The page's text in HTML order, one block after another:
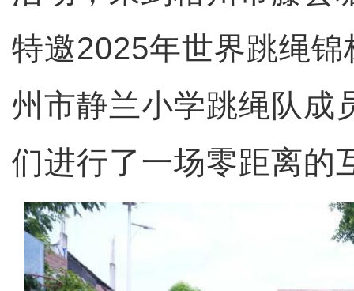
特邀2025年世界跳绳
州市静兰小学跳绳队成
们进行了一场零距离的